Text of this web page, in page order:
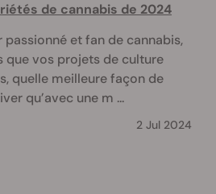
de cannabis de 2024
et fan de cannabis,
que vos projets de culture
quelle meilleure façon de
qu’avec une m ...
2 Jul 2024